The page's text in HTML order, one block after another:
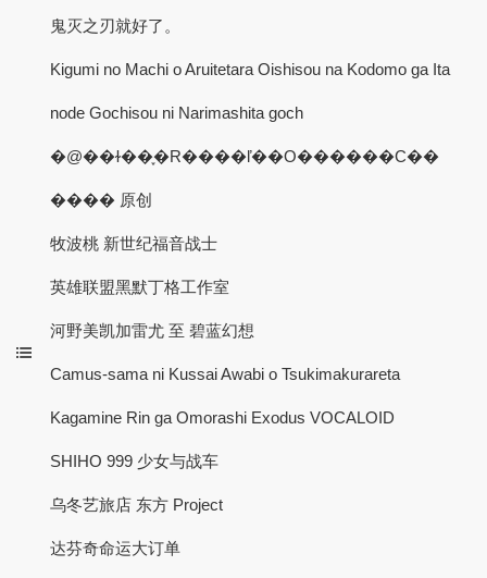
鬼灭之刃就好了。
Kigumi no Machi o Aruitetara Oishisou na Kodomo ga Ita
node Gochisou ni Narimashita goch
�@��ɫ��֪�R����ľ��O������С��
���� 原创
牧波桃 新世纪福音战士
英雄联盟黑默丁格工作室
河野美凯加雷尤 至 碧蓝幻想
Camus-sama ni Kussai Awabi o Tsukimakurareta
Kagamine Rin ga Omorashi Exodus VOCALOID
SHIHO 999 少女与战车
乌冬艺旅店 东方 Project
达芬奇命运大订单